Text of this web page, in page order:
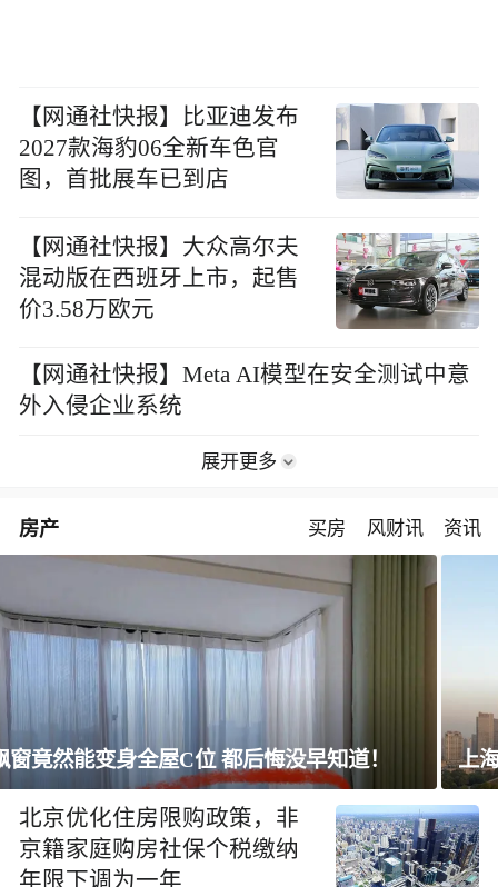
【网通社快报】比亚迪发布
2027款海豹06全新车色官
图，首批展车已到店
【网通社快报】大众高尔夫
混动版在西班牙上市，起售
价3.58万欧元
【网通社快报】Meta AI模型在安全测试中意
外入侵企业系统
展开更多
房产 买房 风财讯 资讯
上海未建成的地标：“人”字大楼
北京优化住房限购政策，非
京籍家庭购房社保个税缴纳
年限下调为一年